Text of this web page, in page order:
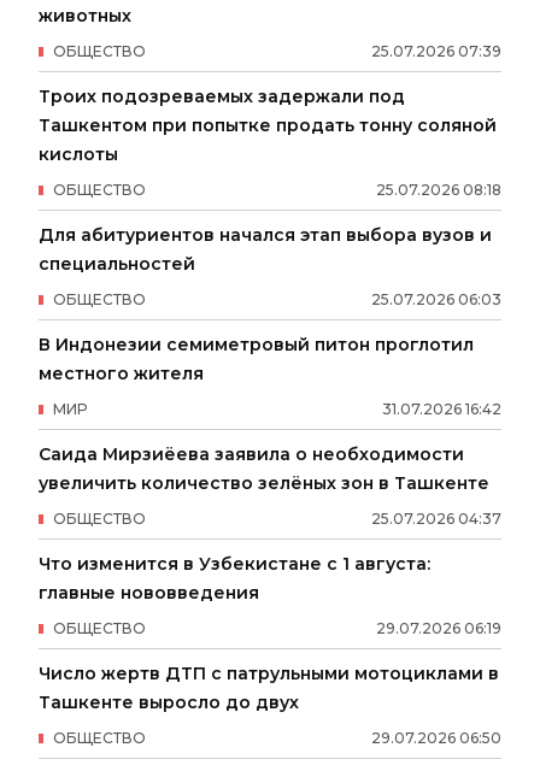
животных
25.07.2026 07:39
ОБЩЕСТВО
Троих подозреваемых задержали под
Ташкентом при попытке продать тонну соляной
кислоты
25.07.2026 08:18
ОБЩЕСТВО
Для абитуриентов начался этап выбора вузов и
специальностей
25.07.2026 06:03
ОБЩЕСТВО
В Индонезии семиметровый питон проглотил
местного жителя
31.07.2026 16:42
МИР
Саида Мирзиёева заявила о необходимости
увеличить количество зелёных зон в Ташкенте
25.07.2026 04:37
ОБЩЕСТВО
Что изменится в Узбекистане с 1 августа:
главные нововведения
29.07.2026 06:19
ОБЩЕСТВО
Число жертв ДТП с патрульными мотоциклами в
Ташкенте выросло до двух
29.07.2026 06:50
ОБЩЕСТВО